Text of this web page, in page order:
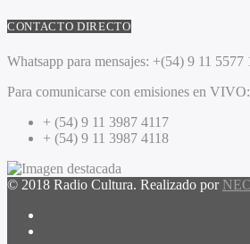
CONTACTO DIRECTO
Whatsapp para mensajes: +(54) 9 11 5577
Para comunicarse con emisiones en VIVO:
+ (54) 9 11 3987 4117
+ (54) 9 11 3987 4118
© 2018 Radio Cultura. Realizado por